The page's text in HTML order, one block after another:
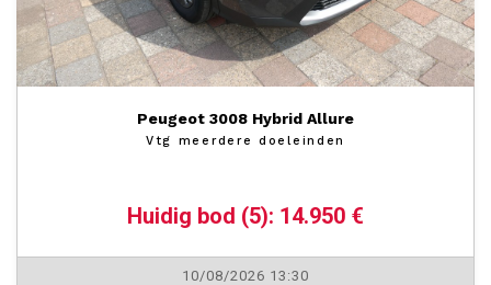
Peugeot 3008 Hybrid Allure
Vtg meerdere doeleinden
Huidig bod (5): 14.950 €
10/08/2026 13:30